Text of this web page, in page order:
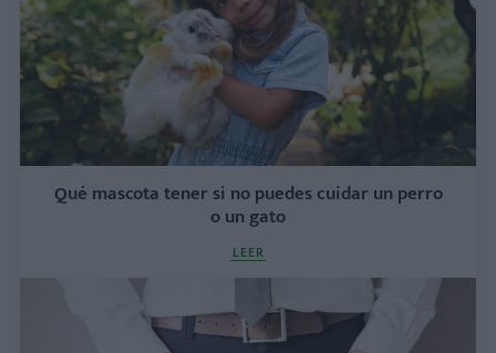
Qué mascota tener si no puedes cuidar un perro
o un gato
LEER